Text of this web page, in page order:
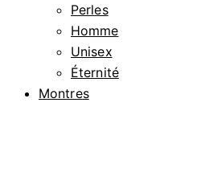
Perles
Homme
Unisex
Éternité
Montres